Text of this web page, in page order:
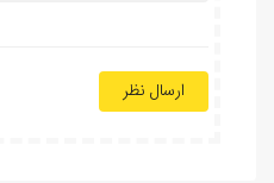
ارسال نظر